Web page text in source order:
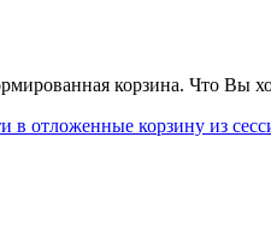
корзина. Что Вы
в отложенные корзину из